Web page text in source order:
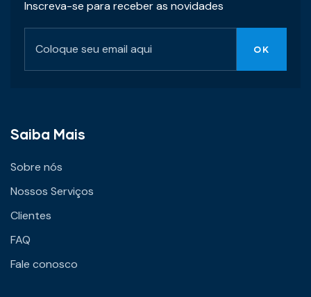
Inscreva-se para receber as novidades
Saiba Mais
Sobre nós
Nossos Serviços
Clientes
FAQ
Fale conosco